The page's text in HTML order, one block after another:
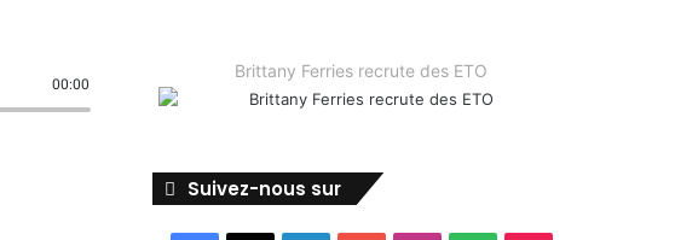
00:00
Brittany Ferries recrute des ETO
Suivez-nous sur